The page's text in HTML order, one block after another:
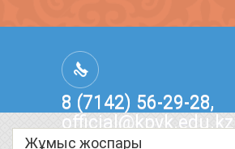
8 (7142) 56-29-28,
official@kpvk.edu.kz
г.Костанай, Проспект Кобыланды
Жұмыс жоспары